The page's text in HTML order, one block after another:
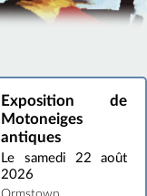
Exposition de
Motoneiges
antiques
Le samedi 22 août
2026